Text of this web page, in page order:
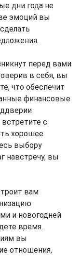
дни года не
эмоций вы
перед вами
в себя, вы
что обеспечит
финансовые
с
хорошее
выбору
навстречу, вы
вам
и новогодней
время.
вы
отношения,